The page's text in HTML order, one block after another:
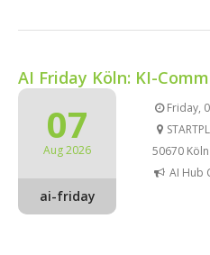
AI Friday Köln: KI-
07
Aug 2026
ai-friday
Friday,
50670 Köln
AI Hub